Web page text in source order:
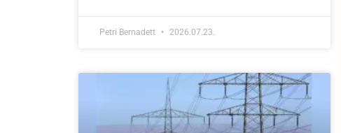
Petri Bernadett 2026.07.23.